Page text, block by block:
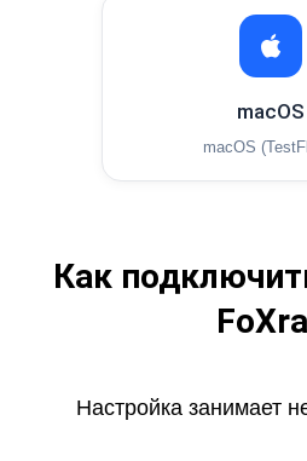
macOS
macOS
Как
Настройка занимает